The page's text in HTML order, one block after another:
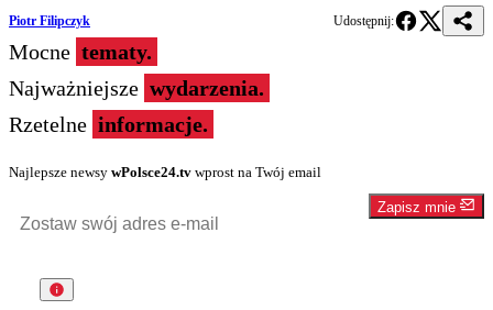
Piotr Filipczyk Udostępnij:
Mocne tematy.
Najważniejsze wydarzenia.
Rzetelne informacje.
Najlepsze newsy wPolsce24.tv wprost na Twój email
Zapisz mnie